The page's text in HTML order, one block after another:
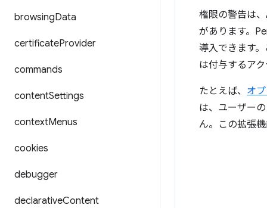
browsingData
certificateProvider
commands
contentSettings
contextMenus
cookies
debugger
declarativeContent
権限の警告は
があります。
導入できます
は付与するア
たとえば、 オ
は、ユーザー
ん。この拡張